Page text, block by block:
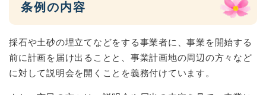
条例の内容
採石や土砂の埋立てなどをする事業者に、事業を開始する
前に計画を届け出ることと、事業計画地の周辺の方々など
に対して説明会を開くことを義務付けています。